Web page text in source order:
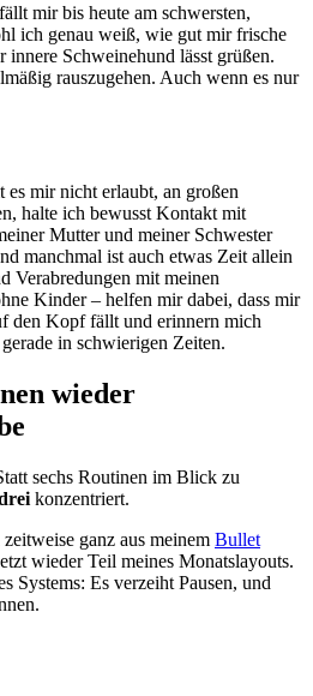
mir bis heute am schwersten,
ich genau weiß, wie gut mir frische
Schweinehund lässt grüßen.
rauszugehen. Auch wenn es nur
mir nicht erlaubt, an großen
halte ich bewusst Kontakt mit
Mutter und meiner Schwester
manchmal ist auch etwas Zeit allein
Verabredungen mit meinen
Kinder – helfen mir dabei, dass mir
den Kopf fällt und erinnern mich
in schwierigen Zeiten.
wieder
sechs Routinen im Blick zu
konzentriert.
ganz aus meinem Bullet
wieder Teil meines Monatslayouts.
Systems: Es verzeiht Pausen, und